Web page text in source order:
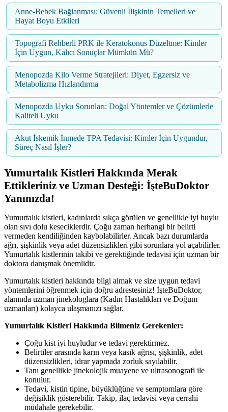
Anne-Bebek Bağlanması: Güvenli İlişkinin Temelleri ve
Hayat Boyu Etkileri
Topografi Rehberli PRK ile Keratokonus Düzeltme: Kimler
İçin Uygun, Kalıcı Sonuçlar Mümkün Mü?
Menopozda Kilo Verme Stratejileri: Diyet, Egzersiz ve
Metabolizma Hızlandırma
Menopozda Uyku Sorunları: Doğal Yöntemler ve Çözümlerle
Kaliteli Uyku
Akut İskemik İnmede TPA Tedavisi: Kimler İçin Uygundur,
Süreç Nasıl İşler?
Yumurtalık Kistleri Hakkında Merak
Ettikleriniz ve Uzman Desteği: İşteBuDoktor
Yanınızda!
Yumurtalık kistleri, kadınlarda sıkça görülen ve genellikle iyi huylu
olan sıvı dolu keseciklerdir. Çoğu zaman herhangi bir belirti
vermeden kendiliğinden kaybolabilirler. Ancak bazı durumlarda
ağrı, şişkinlik veya adet düzensizlikleri gibi sorunlara yol açabilirler.
Yumurtalık kistlerinin takibi ve gerektiğinde tedavisi için uzman bir
doktora danışmak önemlidir.
Yumurtalık kistleri hakkında bilgi almak ve size uygun tedavi
yöntemlerini öğrenmek için doğru adrestesiniz! İşteBuDoktor,
alanında uzman jinekologlara (Kadın Hastalıkları ve Doğum
uzmanları) kolayca ulaşmanızı sağlar.
Yumurtalık Kistleri Hakkında Bilmeniz Gerekenler:
Çoğu kist iyi huyludur ve tedavi gerektirmez.
Belirtiler arasında karın veya kasık ağrısı, şişkinlik, adet
düzensizlikleri, idrar yapmada zorluk sayılabilir.
Tanı genellikle jinekolojik muayene ve ultrasonografi ile
konulur.
Tedavi, kistin tipine, büyüklüğüne ve semptomlara göre
değişiklik gösterebilir. Takip, ilaç tedavisi veya cerrahi
müdahale gerekebilir.